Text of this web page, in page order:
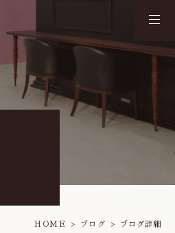
HOME ブログ ブログ詳細